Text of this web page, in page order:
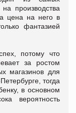
производства
цена на него в
фантазией
потому что
за ростом
магазинов для
тогда
в основном
вероятность